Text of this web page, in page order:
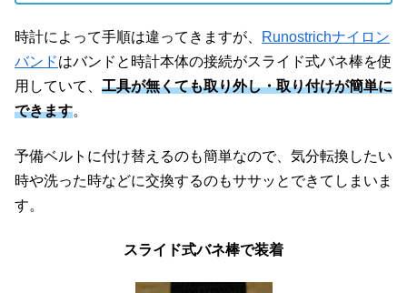
時計によって手順は違ってきますが、
Runostrichナイロン
バンドはバンドと時計本体の接続がスライド式バネ棒を使
用していて、 工具が無くても取り外し・取り付けが簡単に
できます。
予備ベルトに付け替えるのも簡単なので、気分転換したい
時や洗った時などに交換するのもササッとできてしまいま
す。
スライド式バネ棒で装着